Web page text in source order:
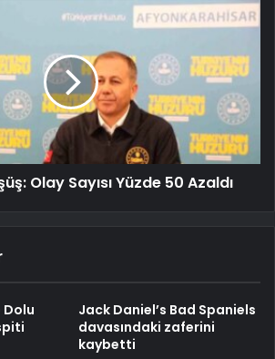
Olay Sayısı Yüzde 50 Azaldı
Dolu
Jack Daniel’s Bad Spaniels
davasındaki zaferini
kaybetti